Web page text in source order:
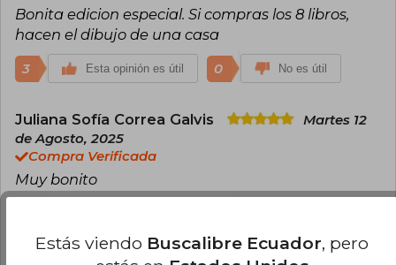
Bonita edicion especial. Si compras los 8 libros,
hacen el dibujo de una casa
3 Esta opinión es útil 0 No es útil
Juliana Sofía Correa Galvis
Martes 12
de Agosto, 2025
Compra Verificada
Muy bonito
Estás viendo Buscalibre Ecuador, pero